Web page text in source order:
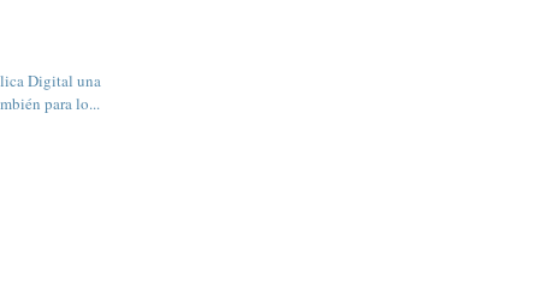
Digital una
para lo...